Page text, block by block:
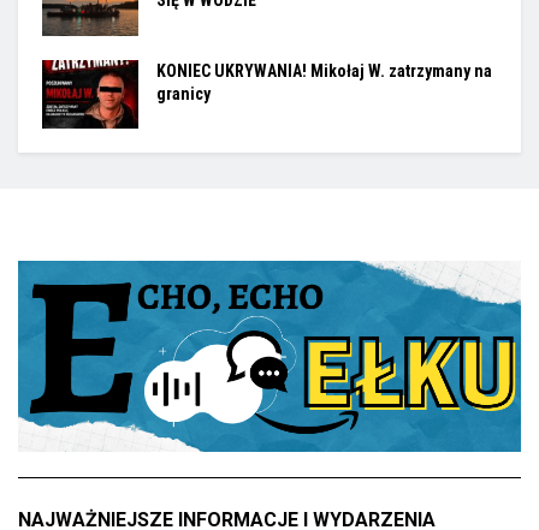
KONIEC UKRYWANIA! Mikołaj W. zatrzymany na
granicy
NAJWAŻNIEJSZE INFORMACJE I WYDARZENIA